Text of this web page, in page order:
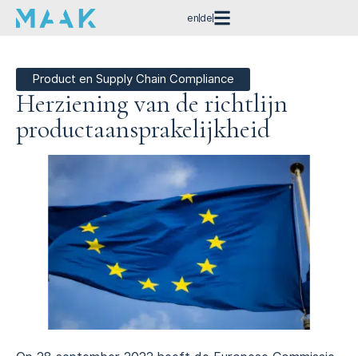
en de
Product en Supply Chain Compliance
Herziening van de richtlijn
productaansprakelijkheid